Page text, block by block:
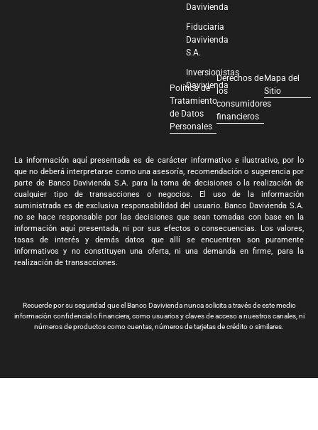
Davivienda
Fiduciaria
Davivienda
S.A.
Inversionistas
Davivienda
Política de
Tratamiento
de Datos
Personales
Derechos de
los
consumidores
financieros
Mapa del
Sitio
La información aquí presentada es de carácter informativo e ilustrativo, por lo
que no deberá interpretarse como una asesoría, recomendación o sugerencia por
parte de Banco Davivienda S.A. para la toma de decisiones o la realización de
cualquier tipo de transacciones o negocios. El uso de la información
suministrada es de exclusiva responsabilidad del usuario. Banco Davivienda S.A.
no se hace responsable por las decisiones que sean tomadas con base en la
información aquí presentada, ni por sus efectos o consecuencias. Los valores,
tasas de interés y demás datos que allí se encuentren son puramente
informativos y no constituyen una oferta, ni una demanda en firme, para la
realización de transacciones.
Recuerde por su seguridad que el Banco Davivienda nunca solicita a través de este medio
información confidencial o financiera, como usuarios y claves de acceso a nuestros canales, ni
números de productos como cuentas, números de tarjetas de crédito o similares.